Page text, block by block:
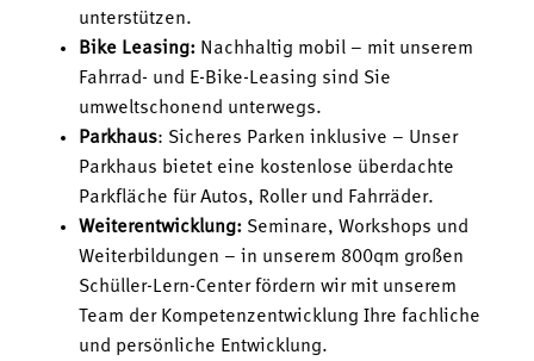
unterstützen.
Bike Leasing: Nachhaltig mobil – mit unserem
Fahrrad- und E-Bike-Leasing sind Sie
umweltschonend unterwegs.
Parkhaus: Sicheres Parken inklusive – Unser
Parkhaus bietet eine kostenlose überdachte
Parkfläche für Autos, Roller und Fahrräder.
Weiterentwicklung: Seminare, Workshops und
Weiterbildungen – in unserem 800qm großen
Schüller-Lern-Center fördern wir mit unserem
Team der Kompetenzentwicklung Ihre fachliche
und persönliche Entwicklung.